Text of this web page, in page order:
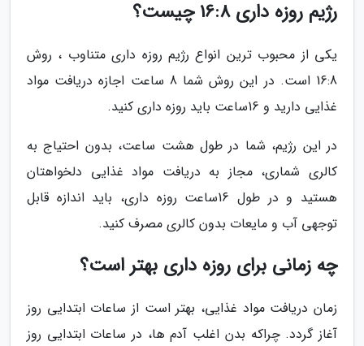
رژیم روزه داری 16:8 چیست؟
یکی از محبوب ترین انواع رژیم روزه داری متناوب ، روش
16:8 است. در این روش شما 8 ساعت اجازه دریافت مواد
غذایی دارید و 16ساعت باید روزه داری کنید.
در این رژیم، شما در طول هشت ساعت، بدون احتیاج به
کالری شماری، مجاز به دریافت مواد غذایی دلخواهتان
هستید و در طول 16ساعت روزه داری، باید اندازه قابل
توجهی آب و مایعات بدون کالری مصرف کنید.
چه زمانی برای روزه داری بهتر است؟
زمان دریافت مواد غذایی، بهتر است از ساعات ابتدایی روز
آغاز گردد. چراکه بدن اغلب آدم ها، در ساعات ابتدایی روز